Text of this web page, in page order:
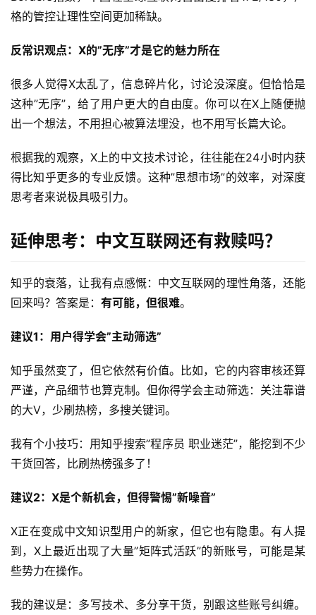
格的管控让理性空间更加稀缺。
反常识观点：X的”无序”才是它的魅力所在
很多人觉得X太乱了，信息碎片化，讨论没深度。但恰恰是
这种”无序”，给了用户更大的自由度。你可以在X上随便抛
出一个想法，不用担心被算法埋没，也不用写长篇大论。
根据我的观察，X上的中文技术讨论，往往能在24小时内获
得比知乎更多的专业反馈。这种”思想市场”的效率，对深度
思考者来说极具吸引力。
延伸思考：中文互联网还有救赎吗？
知乎的衰落，让我有点感慨：中文互联网的理性角落，还能
回来吗？答案是： 有可能，但很难。
建议1：用户得学会”主动筛选”
知乎虽然变了，但它依然有价值。比如，它的内容审核还算
严谨，产品细节也算克制。但你得学会主动筛选：关注靠谱
的大V，少刷热榜，多搜关键词。
我有个小技巧：用知乎搜索”程序员 职业迷茫”，能挖到不少
干货回答，比刷热榜强多了！
建议2：X是个新机会，但得警惕”新噪音”
X正在变成中文知识型用户的新家，但它也有隐患。有人提
到，X上最近出现了大量”矩阵式活跃”的新账号，可能是某
些势力在操作。
我的建议是：多写技术、多分享干货，别跟这些账号纠缠。